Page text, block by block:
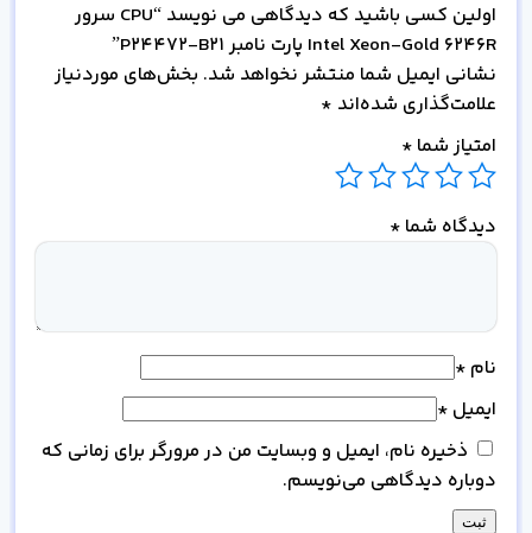
اولین کسی باشید که دیدگاهی می نویسد “CPU سرور
Intel Xeon-Gold 6246R پارت نامبر P24472-B21”
نشانی ایمیل شما منتشر نخواهد شد. بخش‌های موردنیاز
علامت‌گذاری شده‌اند *
امتیاز شما *
دیدگاه شما *
نام *
ایمیل *
ذخیره نام، ایمیل و وبسایت من در مرورگر برای زمانی که
دوباره دیدگاهی می‌نویسم.